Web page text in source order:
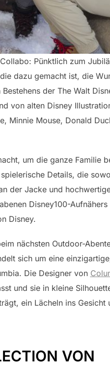
Pünktlich zum
dazu gemacht ist, die
der The Walt
von alten Disney
Minnie Mouse, Donald
um die ganze Familie
Details, die
der Jacke und
Disney100-Aufnähers
Disney.
nächsten Outdoor-
sich um eine
Die Designer von
und sie in kleine
ein Lächeln ins Gesicht
VON